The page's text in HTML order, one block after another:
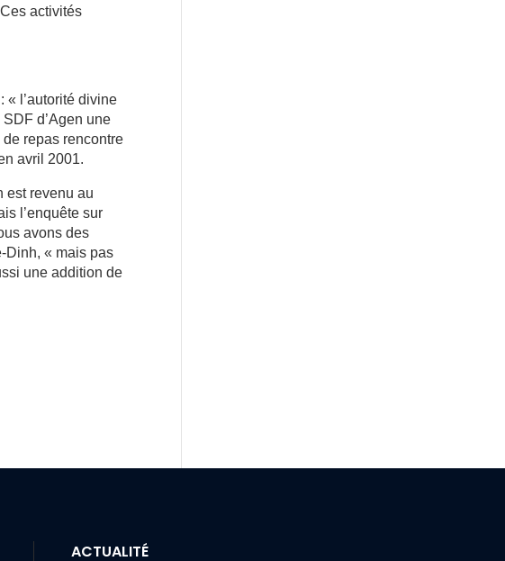
activités
« l’autorité divine
d’Agen une
repas rencontre
avril 2001.
est revenu au
l’enquête sur
avons des
Dinh, « mais pas
une addition de
ACTUALITÉ